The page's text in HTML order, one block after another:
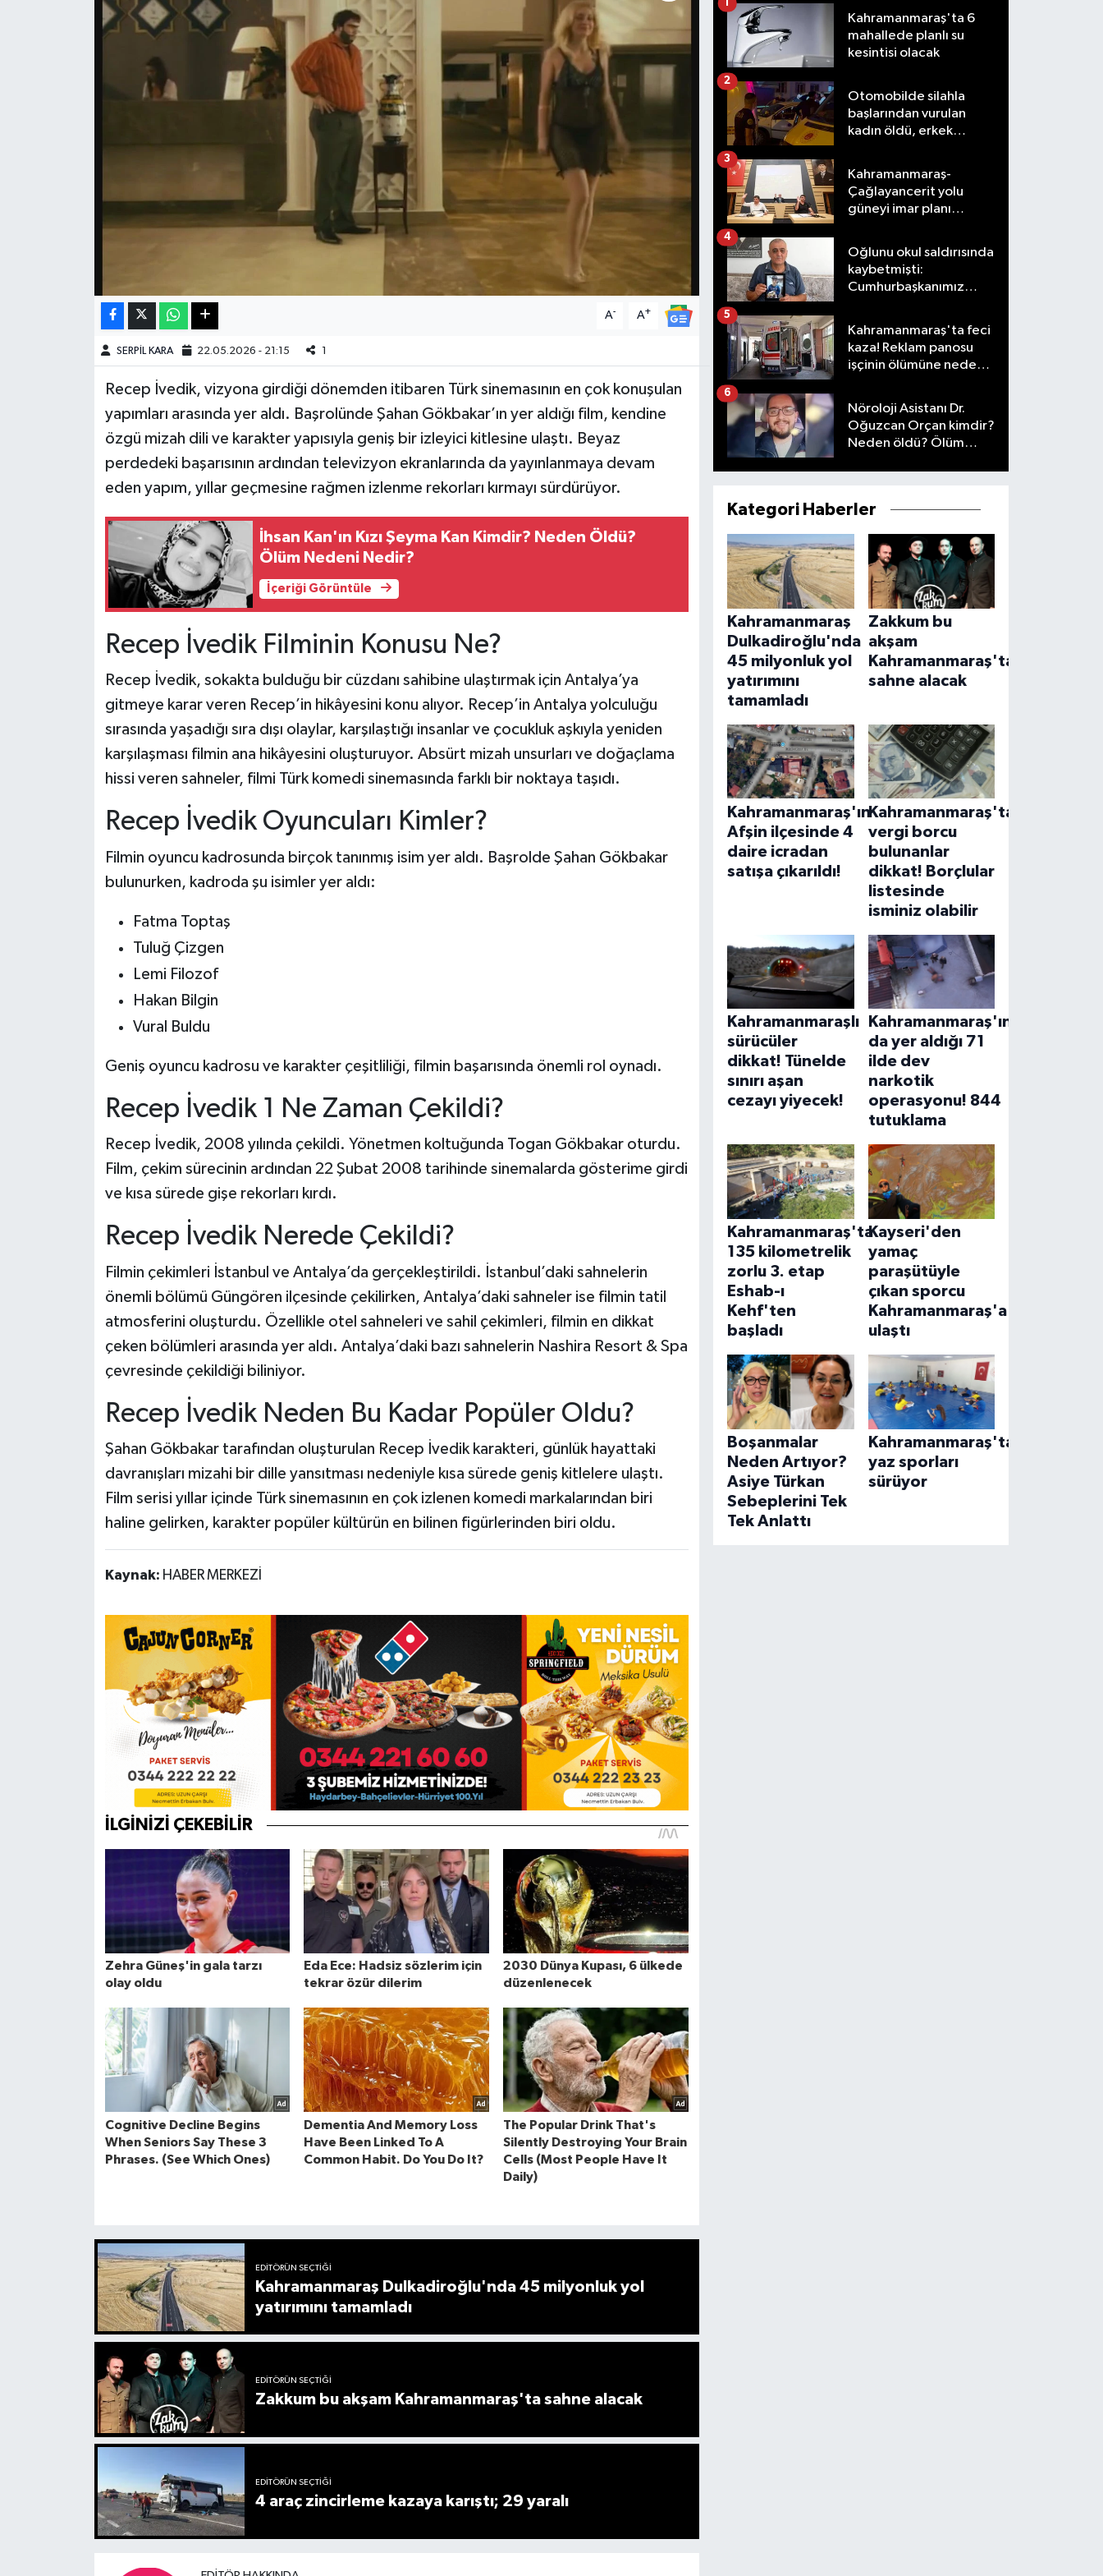
A- A+
SERPİL KARA 22.05.2026 - 21:15 1
Recep İvedik, vizyona girdiği dönemden itibaren Türk sinemasının en çok konuşulan
yapımları arasında yer aldı. Başrolünde Şahan Gökbakar’ın yer aldığı film, kendine
özgü mizah dili ve karakter yapısıyla geniş bir izleyici kitlesine ulaştı. Beyaz
perdedeki başarısının ardından televizyon ekranlarında da yayınlanmaya devam
eden yapım, yıllar geçmesine rağmen izlenme rekorları kırmayı sürdürüyor.
İhsan Kan'ın Kızı Şeyma Kan Kimdir? Neden Öldü?
Ölüm Nedeni Nedir?
İçeriği Görüntüle
Recep İvedik Filminin Konusu Ne?
Recep İvedik, sokakta bulduğu bir cüzdanı sahibine ulaştırmak için Antalya’ya
gitmeye karar veren Recep’in hikâyesini konu alıyor. Recep’in Antalya yolculuğu
sırasında yaşadığı sıra dışı olaylar, karşılaştığı insanlar ve çocukluk aşkıyla yeniden
karşılaşması filmin ana hikâyesini oluşturuyor. Absürt mizah unsurları ve doğaçlama
hissi veren sahneler, filmi Türk komedi sinemasında farklı bir noktaya taşıdı.
Recep İvedik Oyuncuları Kimler?
Filmin oyuncu kadrosunda birçok tanınmış isim yer aldı. Başrolde Şahan Gökbakar
bulunurken, kadroda şu isimler yer aldı:
Fatma Toptaş
Tuluğ Çizgen
Lemi Filozof
Hakan Bilgin
Vural Buldu
Geniş oyuncu kadrosu ve karakter çeşitliliği, filmin başarısında önemli rol oynadı.
Recep İvedik 1 Ne Zaman Çekildi?
Recep İvedik, 2008 yılında çekildi. Yönetmen koltuğunda Togan Gökbakar oturdu.
Film, çekim sürecinin ardından 22 Şubat 2008 tarihinde sinemalarda gösterime girdi
ve kısa sürede gişe rekorları kırdı.
Recep İvedik Nerede Çekildi?
Filmin çekimleri İstanbul ve Antalya’da gerçekleştirildi. İstanbul’daki sahnelerin
önemli bölümü Güngören ilçesinde çekilirken, Antalya’daki sahneler ise filmin tatil
atmosferini oluşturdu. Özellikle otel sahneleri ve sahil çekimleri, filmin en dikkat
çeken bölümleri arasında yer aldı. Antalya’daki bazı sahnelerin Nashira Resort & Spa
çevresinde çekildiği biliniyor.
Recep İvedik Neden Bu Kadar Popüler Oldu?
Şahan Gökbakar tarafından oluşturulan Recep İvedik karakteri, günlük hayattaki
davranışları mizahi bir dille yansıtması nedeniyle kısa sürede geniş kitlelere ulaştı.
Film serisi yıllar içinde Türk sinemasının en çok izlenen komedi markalarından biri
haline gelirken, karakter popüler kültürün en bilinen figürlerinden biri oldu.
Kaynak: HABER MERKEZİ
EDITÖRÜN SEÇTIĞI
Kahramanmaraş Dulkadiroğlu'nda 45 milyonluk yol
yatırımını tamamladı
EDITÖRÜN SEÇTIĞI
Zakkum bu akşam Kahramanmaraş'ta sahne alacak
EDITÖRÜN SEÇTIĞI
4 araç zincirleme kazaya karıştı; 29 yaralı
Kahramanmaraş'ta 6
mahallede planlı su
kesintisi olacak
1
Otomobilde silahla
başlarından vurulan
kadın öldü, erkek
2
Kahramanmaraş-
Çağlayancerit yolu
güneyi imar planı
3
Oğlunu okul saldırısında
kaybetmişti:
Cumhurbaşkanımız
4
Kahramanmaraş'ta feci
kaza! Reklam panosu
işçinin ölümüne neden
5
Nöroloji Asistanı Dr.
Oğuzcan Orçan kimdir?
Neden öldü? Ölüm
6
Kategori Haberler
Kahramanmaraş
Dulkadiroğlu'nda
45 milyonluk yol
yatırımını
tamamladı
Zakkum bu
akşam
Kahramanmaraş'ta
sahne alacak
Kahramanmaraş'ın
Afşin ilçesinde 4
daire icradan
satışa çıkarıldı!
Kahramanmaraş'ta
vergi borcu
bulunanlar
dikkat! Borçlular
listesinde
isminiz olabilir
Kahramanmaraşlı
sürücüler
dikkat! Tünelde
sınırı aşan
cezayı yiyecek!
Kahramanmaraş'ın
da yer aldığı 71
ilde dev
narkotik
operasyonu! 844
tutuklama
Kahramanmaraş'ta
135 kilometrelik
zorlu 3. etap
Eshab-ı
Kehf'ten
başladı
Kayseri'den
yamaç
paraşütüyle
çıkan sporcu
Kahramanmaraş'a
ulaştı
Boşanmalar
Neden Artıyor?
Asiye Türkan
Sebeplerini Tek
Tek Anlattı
Kahramanmaraş'ta
yaz sporları
sürüyor
Haberde İnsan
SürManşet
KAHRAMANMARAŞ